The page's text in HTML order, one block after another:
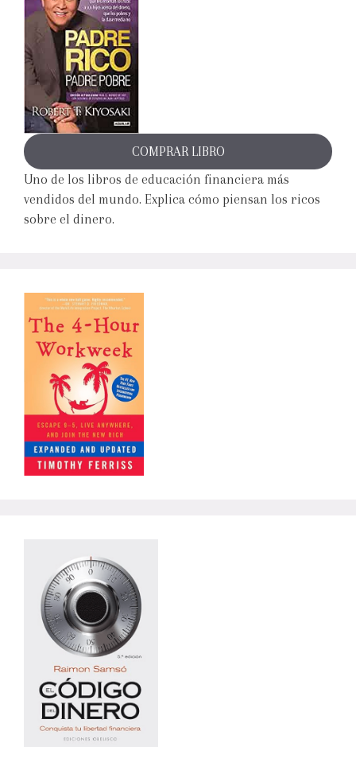
COMPRAR LIBRO
Uno de los libros de educación financiera más
vendidos del mundo. Explica cómo piensan los ricos
sobre el dinero.